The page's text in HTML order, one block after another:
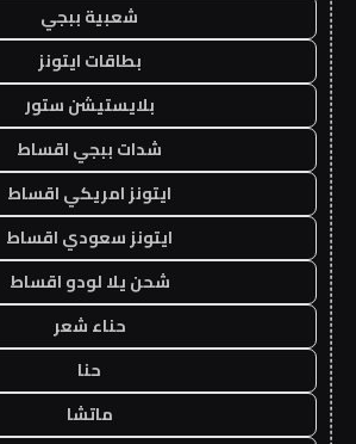
شعبية ببجي
بطاقات ايتونز
بلايستيشن ستور
شدات ببجي اقساط
ايتونز امريكي اقساط
ايتونز سعودي اقساط
شحن يلا لودو اقساط
حناء شعر
حنا
ماتشا